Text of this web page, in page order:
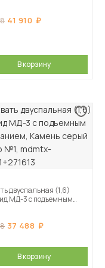
41 910
В корзину
двуспальная (1,6)
МД-3 с подъемным
37 488
В корзину